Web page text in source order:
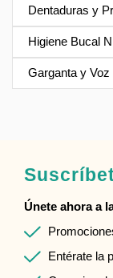
Dentaduras y
Higiene Bucal
Garganta y Voz
Únete ahora a
Entérate la